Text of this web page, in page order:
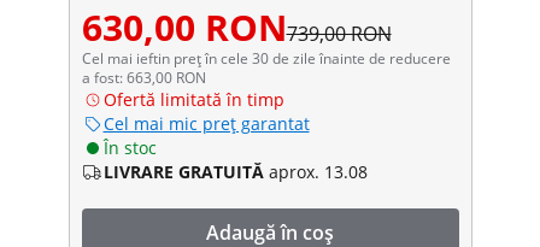
630,00 RON739,00 RON
Cel mai ieftin preț în cele 30 de zile înainte de reducere
a fost: 663,00 RON
Ofertă limitată în timp
Cel mai mic preț garantat
În stoc
LIVRARE GRATUITĂ aprox. 13.08
Adaugă în coș